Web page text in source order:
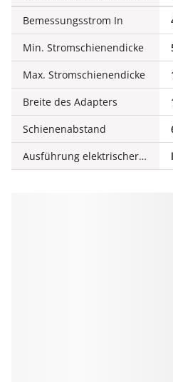
Bemessungsstrom In
Min. Stromschienendicke
Max. Stromschienendicke
Breite des Adapters
Schienenabstand
Ausführung elektrischer Anschluss